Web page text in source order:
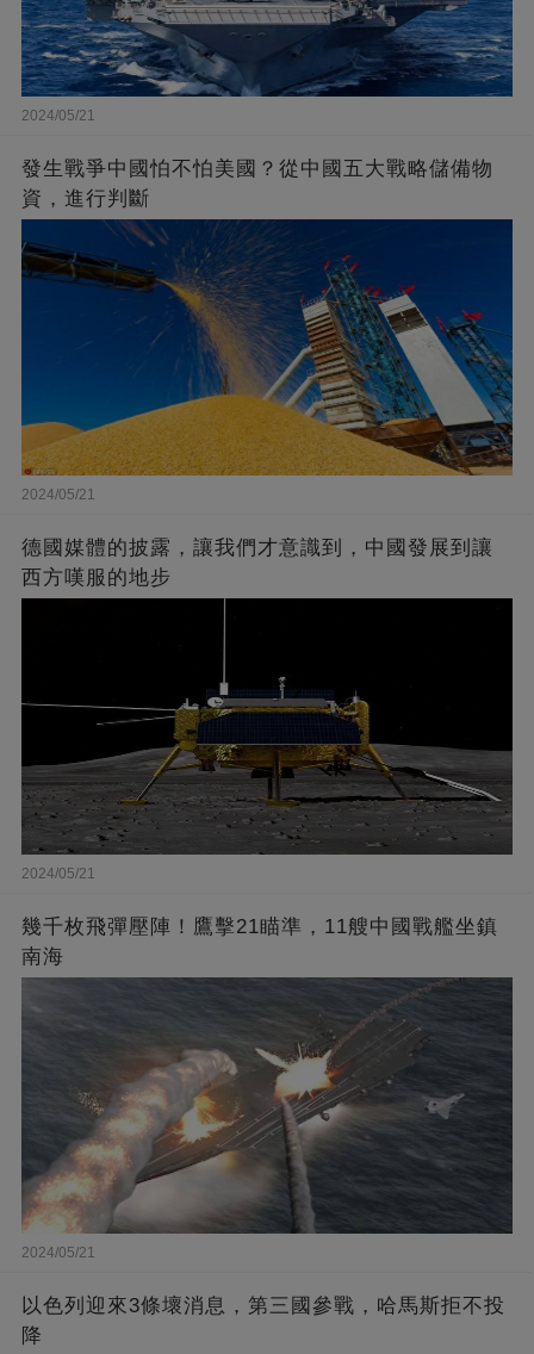
2024/05/21
發生戰爭中國怕不怕美國？從中國五大戰略儲備物
資，進行判斷
2024/05/21
德國媒體的披露，讓我們才意識到，中國發展到讓
西方嘆服的地步
2024/05/21
幾千枚飛彈壓陣！鷹擊21瞄準，11艘中國戰艦坐鎮
南海
2024/05/21
以色列迎來3條壞消息，第三國參戰，哈馬斯拒不投
降